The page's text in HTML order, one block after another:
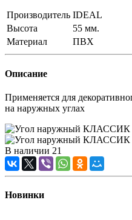
Производитель IDEAL
Высота
55 мм.
Материал
ПВХ
Описание
Применяется для
на наружных углах
В наличии 21
Новинки